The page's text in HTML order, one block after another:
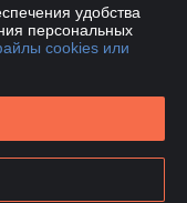
11-7Д
комитет
удобства
персональных
cookies или